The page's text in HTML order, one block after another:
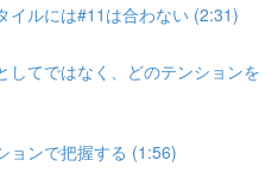
イルには#11は合わない (2:31)
してではなく、どのテンションを
ョンで把握する (1:56)